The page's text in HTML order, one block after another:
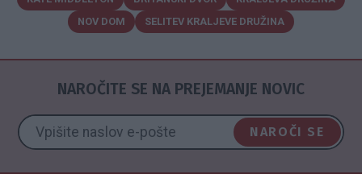
NOV DOM
SELITEV KRALJEVE DRUŽINA
NAROČITE SE NA PREJEMANJE NOVIC
NAROČI SE